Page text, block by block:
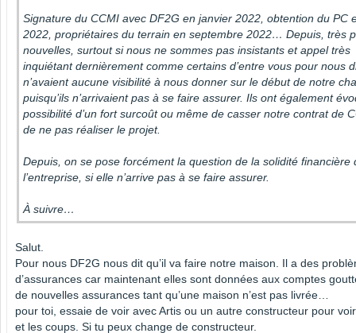
Signature du CCMI avec DF2G en janvier 2022, obtention du PC
2022, propriétaires du terrain en septembre 2022… Depuis, très
nouvelles, surtout si nous ne sommes pas insistants et appel très
inquiétant dernièrement comme certains d’entre vous pour nous
n’avaient aucune visibilité à nous donner sur le début de notre
puisqu’ils n’arrivaient pas à se faire assurer. Ils ont également
possibilité d’un fort surcoût ou même de casser notre contrat de
de ne pas réaliser le projet.
Depuis, on se pose forcément la question de la solidité financière
l’entreprise, si elle n’arrive pas à se faire assurer.
À suivre…
Salut.
Pour nous DF2G nous dit qu’il va faire notre maison. Il a des
d’assurances car maintenant elles sont données aux comptes
de nouvelles assurances tant qu’une maison n’est pas livrée…
pour toi, essaie de voir avec Artis ou un autre constructeur pour
et les coups. Si tu peux change de constructeur.